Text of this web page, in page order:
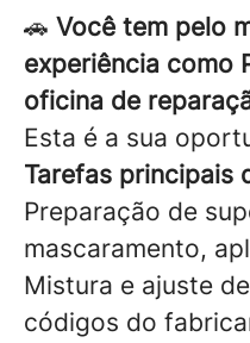
🚗 Você tem pelo
experiência como
oficina de
Esta é a sua
Tarefas principais
Preparação de
mascaramento,
Mistura e ajuste
códigos do